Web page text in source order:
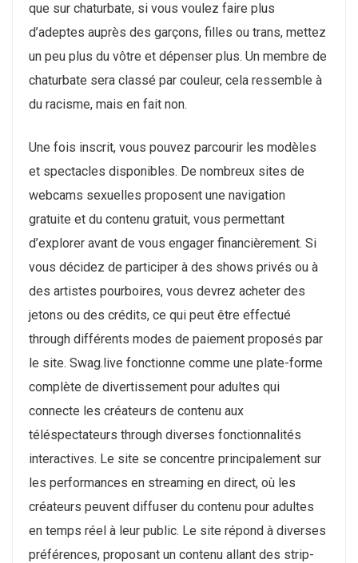
que sur chaturbate, si vous voulez faire plus
d’adeptes auprès des garçons, filles ou trans, mettez
un peu plus du vôtre et dépenser plus. Un membre de
chaturbate sera classé par couleur, cela ressemble à
du racisme, mais en fait non.
Une fois inscrit, vous pouvez parcourir les modèles
et spectacles disponibles. De nombreux sites de
webcams sexuelles proposent une navigation
gratuite et du contenu gratuit, vous permettant
d’explorer avant de vous engager financièrement. Si
vous décidez de participer à des shows privés ou à
des artistes pourboires, vous devrez acheter des
jetons ou des crédits, ce qui peut être effectué
through différents modes de paiement proposés par
le site. Swag.live fonctionne comme une plate-forme
complète de divertissement pour adultes qui
connecte les créateurs de contenu aux
téléspectateurs through diverses fonctionnalités
interactives. Le site se concentre principalement sur
les performances en streaming en direct, où les
créateurs peuvent diffuser du contenu pour adultes
en temps réel à leur public. Le site répond à diverses
préférences, proposant un contenu allant des strip-